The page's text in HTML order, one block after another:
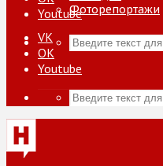
YoutubeФоторепортажи
VK
ОК
Youtube